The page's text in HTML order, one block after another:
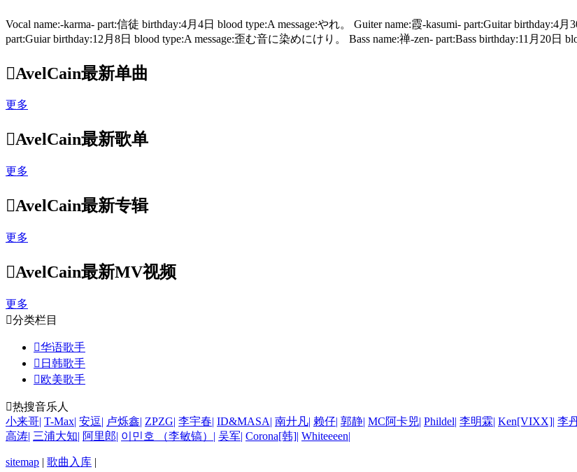
Vocal name:-karma- part:信徒 birthday:4月4日 blood type:A message:やれ。 Guiter name:霞-kasumi- part:Guitar birthday:4
part:Guiar birthday:12月8日 blood type:A message:歪む音に染めにけり。 Bass name:禅-zen- part:Bass birthday:11月20日
AvelCain最新单曲
更多
AvelCain最新歌单
更多
AvelCain最新专辑
更多
AvelCain最新MV视频
更多
分类栏目
华语歌手
 日韩歌手
欧美歌手
热搜音乐人
小来哥| T-Max| 安逗| 卢烁鑫| ZPZG| 李宇春| ID&MASA| 南廾凡| 赖仔| 郭静| MC阿卡兕| Phildel| 李明霖| Ken[VIXX]| 李
高涛| 三浦大知| 阿里郎| 이민호 （李敏镐） | 吴军| Corona[韩]| Whiteeeen|
sitemap | 歌曲入库 |